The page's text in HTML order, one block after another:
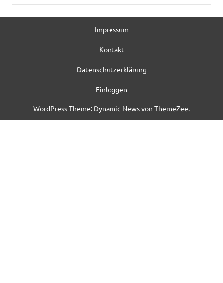
Impressum
Kontakt
Datenschutzerklärung
Einloggen
WordPress-Theme: Dynamic News von ThemeZee.